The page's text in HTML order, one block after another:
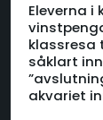
Eleverna
klassresa
såklart
akvariet